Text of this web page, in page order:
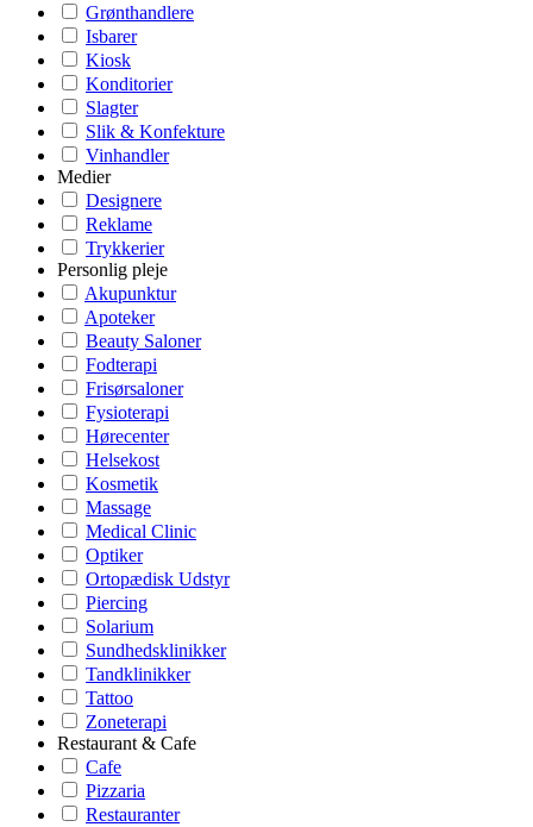
Grønthandlere
Isbarer
Kiosk
Konditorier
Slagter
Slik & Konfekture
Vinhandler
Medier
Designere
Reklame
Trykkerier
Personlig pleje
Akupunktur
Apoteker
Beauty Saloner
Fodterapi
Frisørsaloner
Fysioterapi
Hørecenter
Helsekost
Kosmetik
Massage
Medical Clinic
Optiker
Ortopædisk Udstyr
Piercing
Solarium
Sundhedsklinikker
Tandklinikker
Tattoo
Zoneterapi
Restaurant & Cafe
Cafe
Pizzaria
Restauranter